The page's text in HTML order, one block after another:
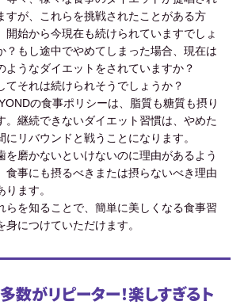
すが、これらを挑戦されたことがある方
開始から今現在も続けられていますでしょ
？もし途中でやめてしまった場合、現在は
ようなダイエットをされていますか？
てそれは続けられそうでしょうか？
の食事ポリシーは、脂質も糖質も摂り
。継続できないダイエット習慣は、やめた
にリバウンドと戦うことになります。
を磨かないといけないのに理由があるよう
食事にも摂るべきまたは摂らないべき理由
ります。
らを知ることで、簡単に美しくなる食事習
身につけていただけます。
数がリピーター！楽しすぎるト